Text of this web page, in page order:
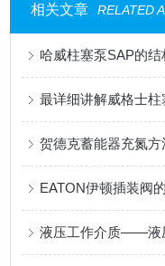
相关文章 RELATED
哈威柱塞泵SAP的
最详细讲解威格士
贺德克蓄能器充氮方
EATON伊顿插装阀
液压工作介质——液